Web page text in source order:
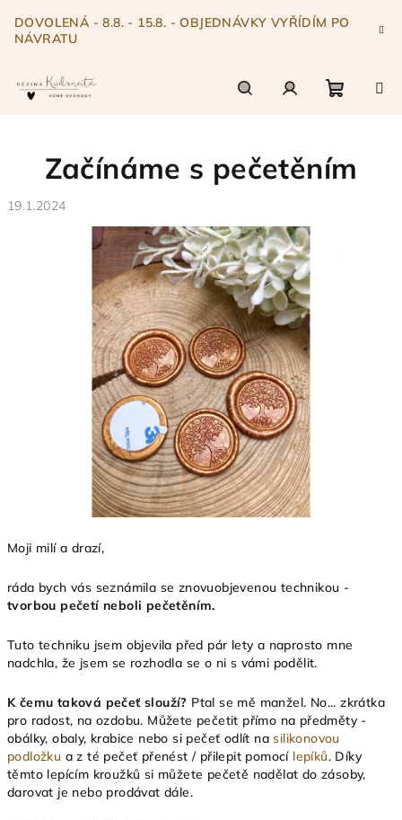
obsah
DOVOLENÁ - 8.8. - 15.8. - OBJEDNÁVKY VYŘÍDÍM PO
NÁVRATU
košík
Začínáme s pečetěním
19.1.2024
Moji milí a drazí,
ráda bych vás seznámila se znovuobjevenou technikou -
tvorbou pečetí neboli pečetěním.
Tuto techniku jsem objevila před pár lety a naprosto mne
nadchla, že jsem se rozhodla se o ni s vámi podělit.
K čemu taková pečeť slouží? Ptal se mě manžel. No... zkrátka
pro radost, na ozdobu. Můžete pečetit přímo na předměty -
obálky, obaly, krabice nebo si pečeť odlít nasilikonovou
podložku a z té pečeť přenést / přilepit pomocílepíků. Díky
těmto lepícím kroužků si můžete pečetě nadělat do zásoby,
darovat je nebo prodávat dále.